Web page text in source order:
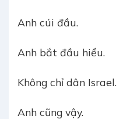
Anh cúi đầu.
Anh bắt đầu hiểu.
Không chỉ dân Israel.
Anh cũng vậy.